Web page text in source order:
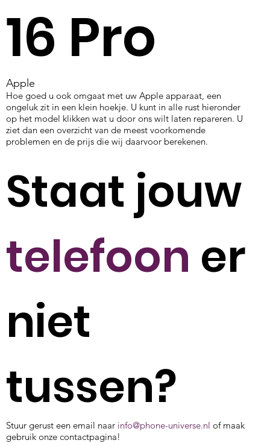
16 Pro
Apple
Hoe goed u ook omgaat met uw Apple apparaat, een
ongeluk zit in een klein hoekje. U kunt in alle rust hieronder
op het model klikken wat u door ons wilt laten repareren. U
ziet dan een overzicht van de meest voorkomende
problemen en de prijs die wij daarvoor berekenen.
Staat jouw
telefoon er
niet
tussen?
Stuur gerust een email naar info@phone-universe.nl of maak
gebruik onze contactpagina!